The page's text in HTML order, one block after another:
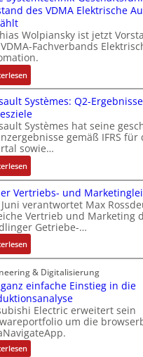
u
n
g
ä
f
t
e
n
e
n
-
n
l
a
g
e
n
b
a
u
:
P
o
s
i
t
i
v
e
t
t
u
r
n
-
K
i
t
E
n
c
d
e
r
t
L
a
s
e
r
t
r
i
a
n
g
a
t
o
s
T
-
R
ü
c
k
g
r
a
t
d
e
r
F
a
b
r
k
des VDMA Elektrische
Wolpiansky ist jetzt
Fachverbands
:
R
o
s
e
S
y
s
t
e
m
t
e
c
h
n
i
k
-
G
e
Systèmes: Q2-
Systèmes hat seine
gemäß IFRS für
sowie…
:
D
a
s
s
a
u
l
t
S
y
s
t
è
m
Vertriebs- und
verantwortet Max
Vertrieb und Marketing
Getriebe-…
:
N
e
u
e
r
V
e
r
& Digitalisierung
einfache Einstieg in die
Electric erweitert sein
um die
: